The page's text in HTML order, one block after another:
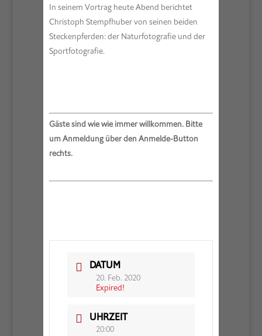
In seinem Vortrag heute Abend berichtet
Christoph Stempfhuber von seinen beiden
Steckenpferden: der Naturfotografie und der
Sportfotografie.
Gäste sind wie wie immer willkommen. Bitte
um Anmeldung über den Anmelde-Button
rechts.
DATUM
20. Feb. 2020
Expired!
UHRZEIT
20:00